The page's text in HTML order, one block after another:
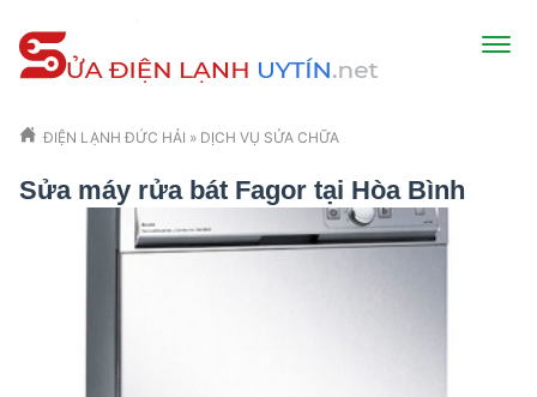
ĐIỆN LẠNH ĐỨC HẢI » DỊCH VỤ SỬA CHỮA
Sửa máy rửa bát Fagor tại Hòa Bình